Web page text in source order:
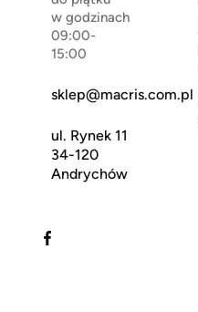
w godzinach
09:00-
15:00
sklep@macris.com.pl
ul. Rynek 11
34-120
Andrychów